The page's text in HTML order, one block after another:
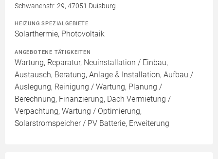
Schwanenstr. 29, 47051 Duisburg
HEIZUNG SPEZIALGEBIETE
Solarthermie, Photovoltaik
ANGEBOTENE TÄTIGKEITEN
Wartung, Reparatur, Neuinstallation / Einbau,
Austausch, Beratung, Anlage & Installation, Aufbau /
Auslegung, Reinigung / Wartung, Planung /
Berechnung, Finanzierung, Dach Vermietung /
Verpachtung, Wartung / Optimierung,
Solarstromspeicher / PV Batterie, Erweiterung